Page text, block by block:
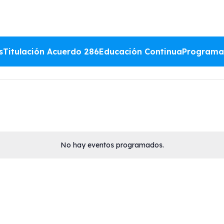
Titulación Acuerdo 286Educación Continua
No hay eventos programados.